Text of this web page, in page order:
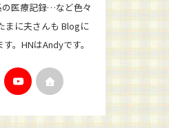
医療記録…など色々
まに夫さんも Blogに
。HNはAndyです。